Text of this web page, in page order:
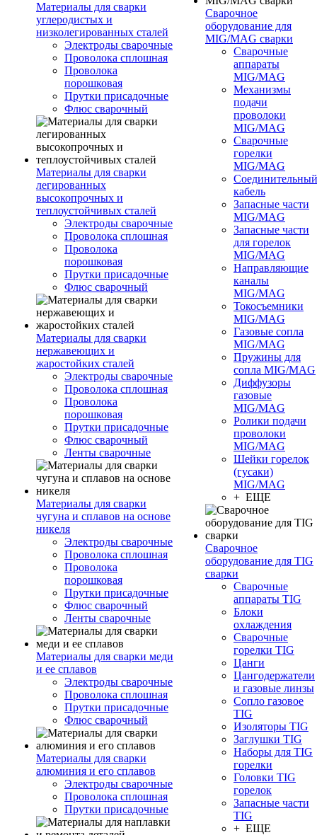
Материалы для сварки
углеродистых и
низколегированных сталей
Электроды сварочные
Проволока сплошная
Проволока
порошковая
Прутки присадочные
Флюс сварочный
Материалы для сварки
легированных
высокопрочных и
теплоустойчивых сталей
Электроды сварочные
Проволока сплошная
Проволока
порошковая
Прутки присадочные
Флюс сварочный
Материалы для сварки
нержавеющих и
жаростойких сталей
Электроды сварочные
Проволока сплошная
Проволока
порошковая
Прутки присадочные
Флюс сварочный
Ленты сварочные
Материалы для сварки
чугуна и сплавов на основе
никеля
Электроды сварочные
Проволока сплошная
Проволока
порошковая
Прутки присадочные
Флюс сварочный
Ленты сварочные
Материалы для сварки меди
и ее сплавов
Электроды сварочные
Проволока сплошная
Прутки присадочные
Флюс сварочный
Материалы для сварки
алюминия и его сплавов
Электроды сварочные
Проволока сплошная
Прутки присадочные
Сварочное
оборудование для
MIG/MAG сварки
Сварочные
аппараты
MIG/MAG
Механизмы
подачи
проволоки
MIG/MAG
Сварочные
горелки
MIG/MAG
Соединительный
кабель
Запасные части
MIG/MAG
Запасные части
для горелок
MIG/MAG
Направляющие
каналы
MIG/MAG
Токосъемники
MIG/MAG
Газовые сопла
MIG/MAG
Пружины для
сопла MIG/MAG
Диффузоры
газовые
MIG/MAG
Ролики подачи
проволоки
MIG/MAG
Шейки горелок
(гусаки)
MIG/MAG
+ ЕЩЕ
Сварочное
оборудование для TIG
сварки
Сварочные
аппараты TIG
Блоки
охлаждения
Сварочные
горелки TIG
Цанги
Цангодержатели
и газовые линзы
Сопло газовое
TIG
Изоляторы TIG
Заглушки TIG
Наборы для TIG
горелки
Головки TIG
горелок
Запасные части
TIG
+ ЕЩЕ